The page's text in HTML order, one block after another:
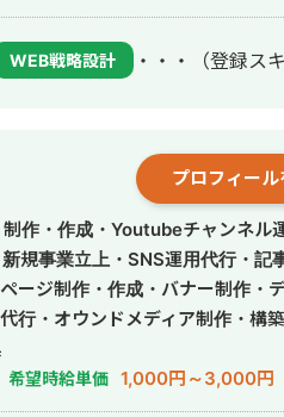
るマーケティング実務に携わ
へつなげる導線設計、登録後の
社、ローンチ支援累計5億円
を大切にしています。 丁寧か
、よろしくお願いいたします。
WEB戦略設計 ・・・ （登録ス
プロフィール
作・作成・Youtubeチャンネル
規事業立上・SNS運用代行・記
ージ制作・作成・バナー制作・
行・オウンドメディア制作・構
希望時給単価 1,000円～3,000円